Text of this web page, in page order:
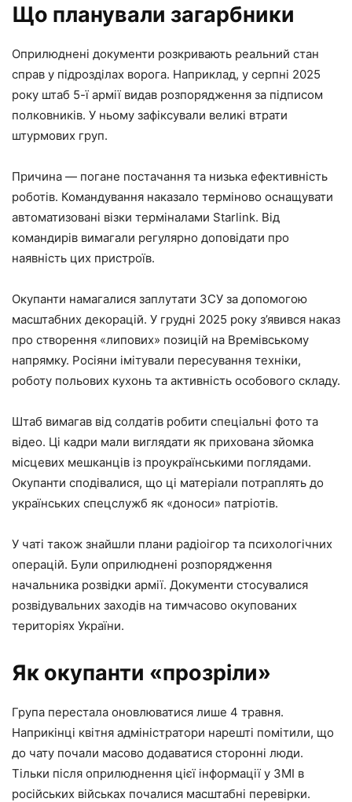
Що планували загарбники
Оприлюднені документи розкривають реальний стан
справ у підрозділах ворога. Наприклад, у серпні 2025
року штаб 5-ї армії видав розпорядження за підписом
полковників. У ньому зафіксували великі втрати
штурмових груп.
Причина — погане постачання та низька ефективність
роботів. Командування наказало терміново оснащувати
автоматизовані візки терміналами Starlink. Від
командирів вимагали регулярно доповідати про
наявність цих пристроїв.
Окупанти намагалися заплутати ЗСУ за допомогою
масштабних декорацій. У грудні 2025 року з’явився наказ
про створення «липових» позицій на Времівському
напрямку. Росіяни імітували пересування техніки,
роботу польових кухонь та активність особового складу.
Штаб вимагав від солдатів робити спеціальні фото та
відео. Ці кадри мали виглядати як прихована зйомка
місцевих мешканців із проукраїнськими поглядами.
Окупанти сподівалися, що ці матеріали потраплять до
українських спецслужб як «доноси» патріотів.
У чаті також знайшли плани радіоігор та психологічних
операцій. Були оприлюднені розпорядження
начальника розвідки армії. Документи стосувалися
розвідувальних заходів на тимчасово окупованих
територіях України.
Як окупанти «прозріли»
Група перестала оновлюватися лише 4 травня.
Наприкінці квітня адміністратори нарешті помітили, що
до чату почали масово додаватися сторонні люди.
Тільки після оприлюднення цієї інформації у ЗМІ в
російських військах почалися масштабні перевірки.